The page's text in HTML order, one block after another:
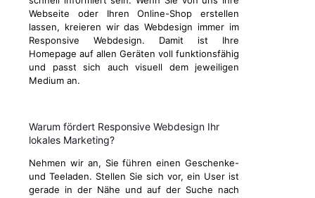
Webseite oder Ihren Online-Shop erstellen
lassen, kreieren wir das Webdesign immer im
Responsive Webdesign. Damit ist Ihre
Homepage auf allen Geräten voll funktionsfähig
und passt sich auch visuell dem jeweiligen
Medium an.
Warum fördert Responsive Webdesign Ihr
lokales Marketing?
Nehmen wir an, Sie führen einen Geschenke-
und Teeladen. Stellen Sie sich vor, ein User ist
gerade in der Nähe und auf der Suche nach